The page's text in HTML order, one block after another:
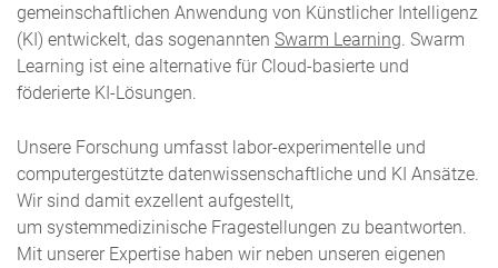
gemeinschaftlichen Anwendung von Künstlicher Intelligenz
(KI) entwickelt, das sogenannten Swarm Learning. Swarm
Learning ist eine alternative für Cloud-basierte und
föderierte KI-Lösungen.
Unsere Forschung umfasst labor-experimentelle und
computergestützte datenwissenschaftliche und KI Ansätze.
Wir sind damit exzellent aufgestellt,
um systemmedizinische Fragestellungen zu beantworten.
Mit unserer Expertise haben wir neben unseren eigenen